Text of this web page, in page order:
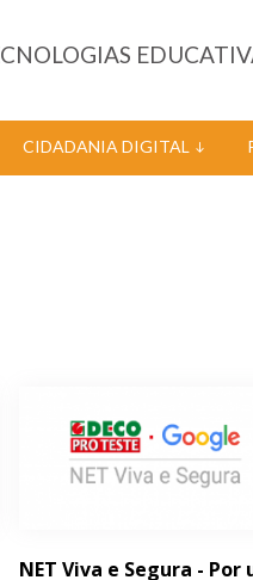
CIDADANIA DIGITAL
NET Viva e Segura - Por